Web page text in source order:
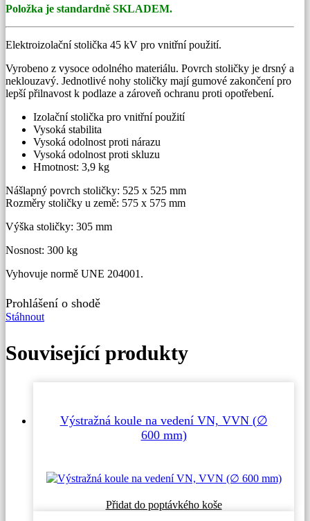
Položka je standardně SKLADEM.
Elektroizolační stolička 45 kV pro vnitřní použití.
Vyrobeno z vysoce odolného materiálu. Povrch stoličky je drsný a
neklouzavý. Jednotlivé nohy stoličky mají gumové zakončení pro
lepší přilnavost k podlaze a zároveň ochranu proti opotřebení.
Izolační stolička pro vnitřní použití
Vysoká stabilita
Vysoká odolnost proti nárazu
Vysoká odolnost proti skluzu
Hmotnost: 3,9 kg
Nášlapný povrch stoličky: 525 x 525 mm
Rozměry stoličky u země: 575 x 575 mm
Výška stoličky: 305 mm
Nosnost: 300 kg
Vyhovuje normě UNE 204001.
Prohlášení o shodě
Stáhnout
Související produkty
Výstražná koule na vedení VN, VVN (∅
600 mm)
Přidat do poptávkého koše